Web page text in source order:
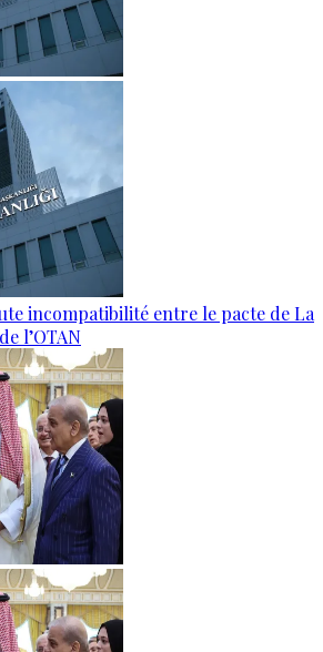
incompatibilité entre le pacte de La
l’OTAN